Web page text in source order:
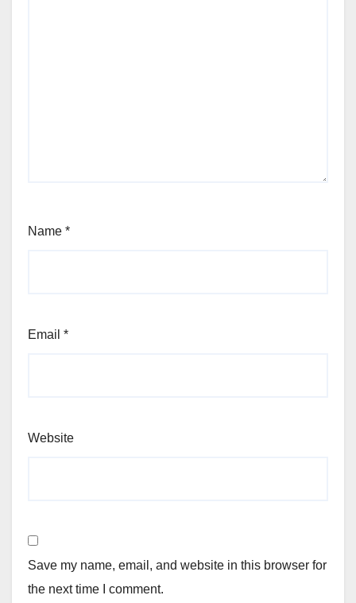
Name *
Email *
Website
Save my name, email, and website in this browser for
the next time I comment.